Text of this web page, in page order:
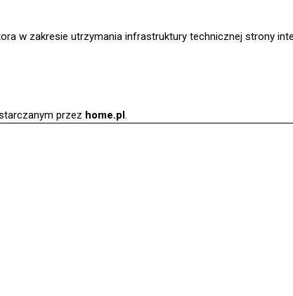
w zakresie utrzymania infrastruktury technicznej strony
przez home.pl.